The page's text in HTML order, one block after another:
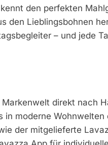
den perfekten
den Lieblingsbohnen
– und jede
direkt nach
moderne Wohnwelten
der mitgelieferte